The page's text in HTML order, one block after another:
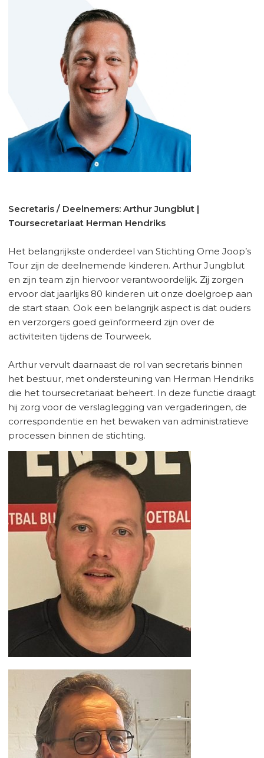
Secretaris / Deelnemers: Arthur Jungblut |
Toursecretariaat Herman Hendriks
Het belangrijkste onderdeel van Stichting Ome Joop’s
Tour zijn de deelnemende kinderen. Arthur Jungblut
en zijn team zijn hiervoor verantwoordelijk. Zij zorgen
ervoor dat jaarlijks 80 kinderen uit onze doelgroep aan
de start staan. Ook een belangrijk aspect is dat ouders
en verzorgers goed geïnformeerd zijn over de
activiteiten tijdens de Tourweek.
Arthur vervult daarnaast de rol van secretaris binnen
het bestuur, met ondersteuning van Herman Hendriks
die het toursecretariaat beheert. In deze functie draagt
hij zorg voor de verslaglegging van vergaderingen, de
correspondentie en het bewaken van administratieve
processen binnen de stichting.